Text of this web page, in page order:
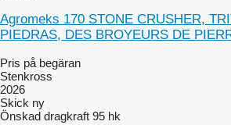
Agromeks 170 STONE CRUSHER,
PIEDRAS, DES BROYEURS DE
Pris på begäran
Stenkross
2026
Skick ny
Önskad dragkraft 95 hk